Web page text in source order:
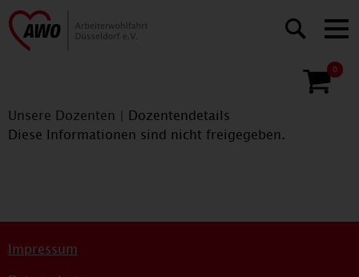
0
Unsere Dozenten
Dozentendetails
Diese Informationen sind nicht freigegeben.
Impressum